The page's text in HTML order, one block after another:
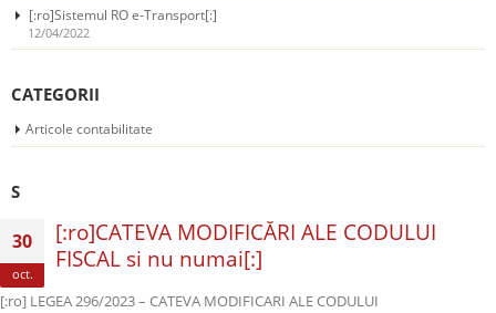
[:ro]Sistemul RO e-Transport[:]
12/04/2022
CATEGORII
Articole contabilitate
S
30
oct.
[:ro]CATEVA MODIFICĂRI ALE CODULUI
FISCAL si nu numai[:]
[:ro] LEGEA 296/2023 – CATEVA MODIFICARI ALE CODULUI